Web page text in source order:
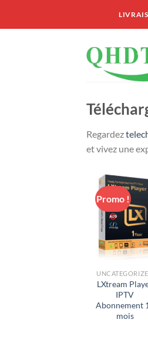
Regardez
et vivez une
Promo !
LXtream
IPTV
Abonnement
mois